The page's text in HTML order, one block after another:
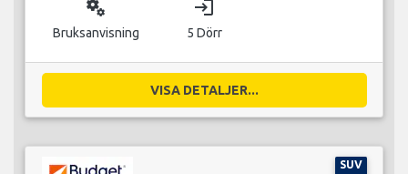
miscellaneous_services
Bruksanvisning
login
5 Dörr
VISA DETALJER...
SUV